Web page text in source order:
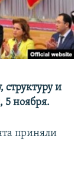
и
5 ноября.
приняли